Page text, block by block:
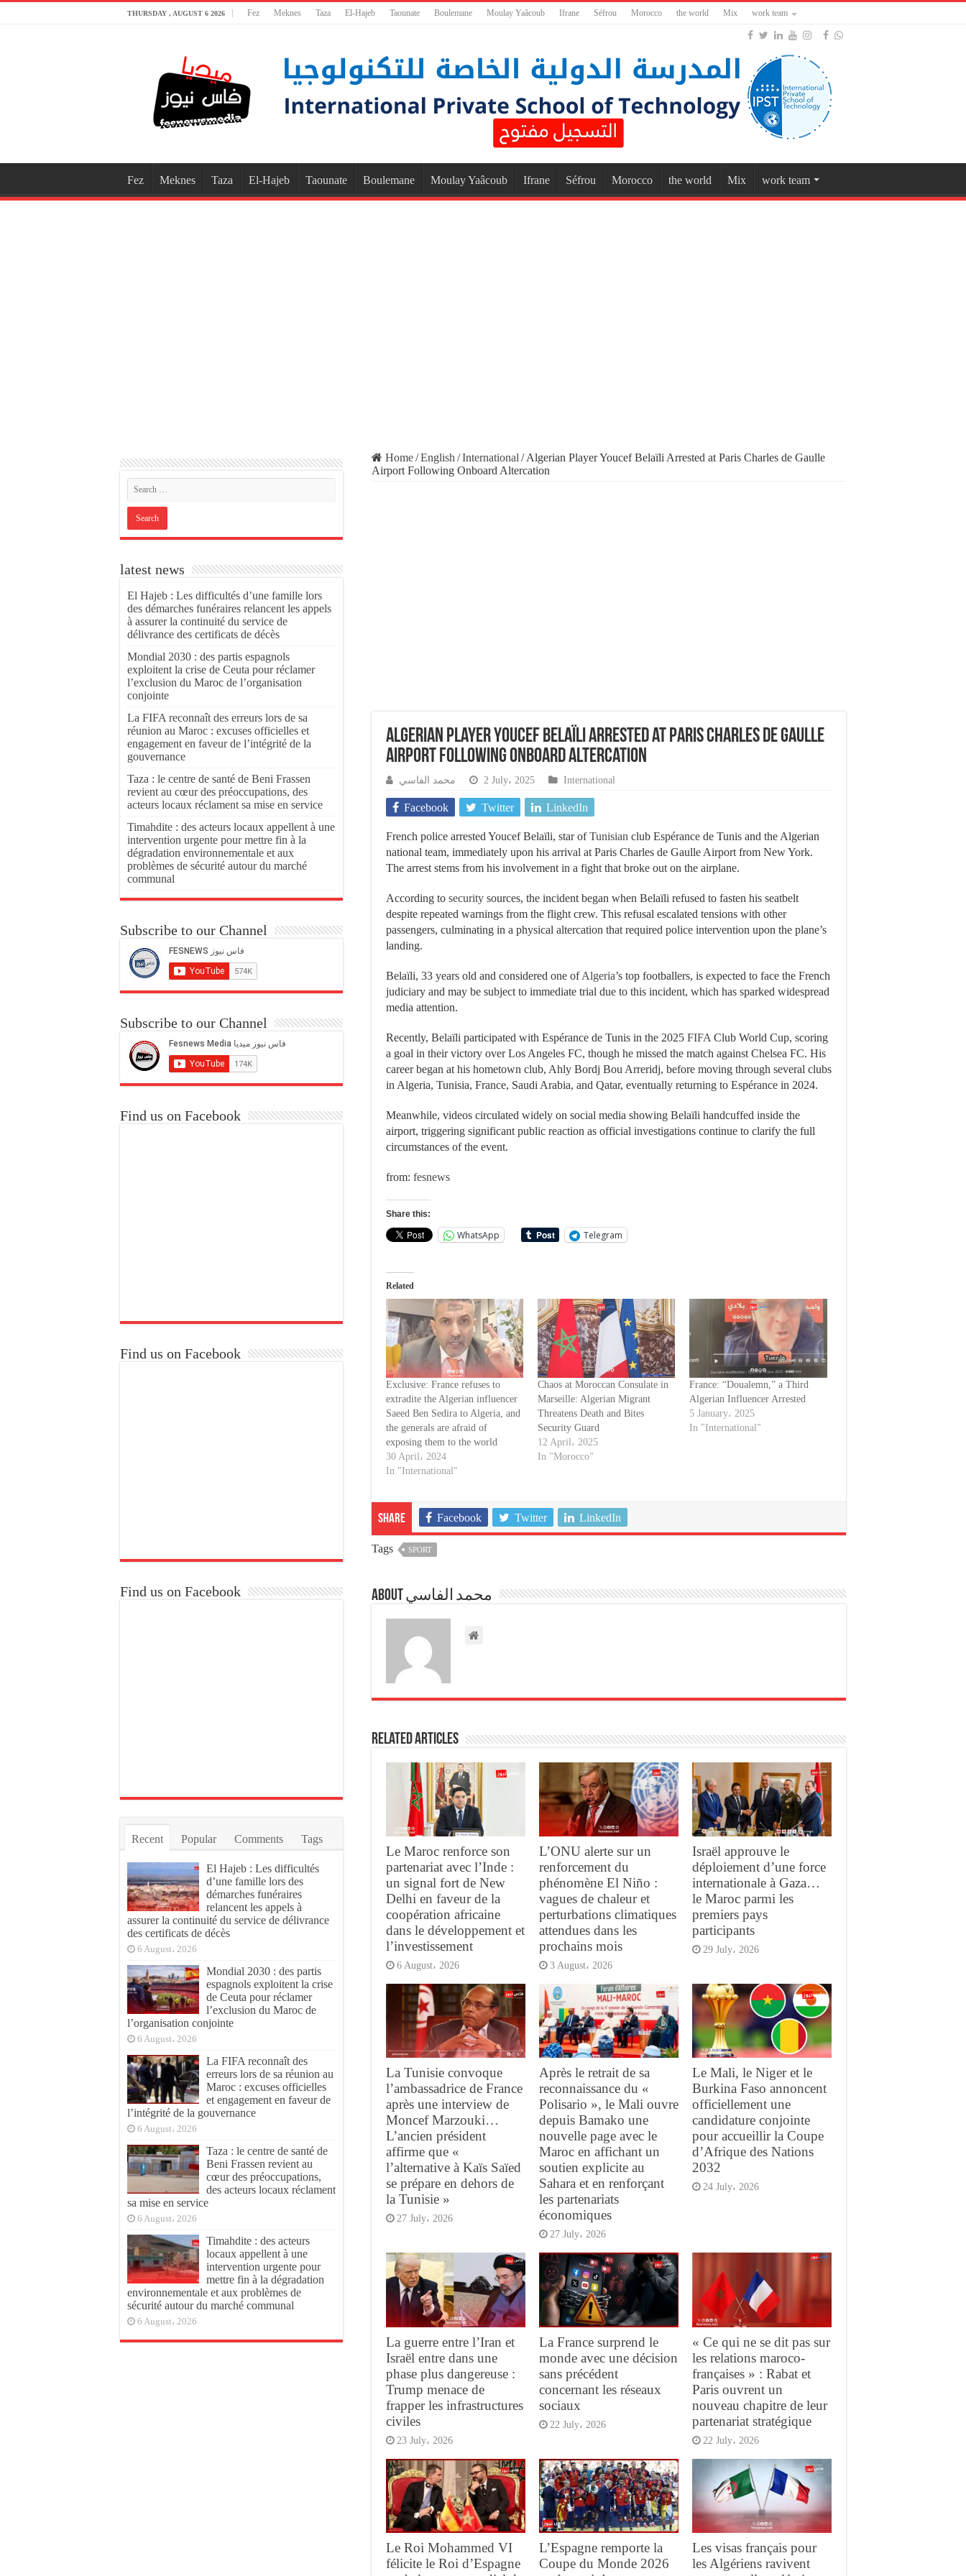
THURSDAY , AUGUST 6 2026 Fez Meknes Taza El-Hajeb Taounate Boulemane Moulay Yaâcoub Ifrane Séfrou Morocco the world Mix work team
Fez Meknes Taza El-Hajeb Taounate Boulemane Moulay Yaâcoub Ifrane Séfrou Morocco the world Mix work team
Home/English /International / Algerian Player Youcef Belaïli Arrested at Paris Charles de Gaulle
Airport Following Onboard Altercation
Algerian Player Youcef Belaïli Arrested at Paris Charles de Gaulle
Airport Following Onboard Altercation
محمد الفاسي 2 July، 2025 International
Facebook Twitter LinkedIn
French police arrested Youcef Belaïli, star ofTunisian club Espérance de Tunis and the Algerian
national team, immediately upon his arrival at Paris Charles de Gaulle Airport from New York.
The arrest stems from his involvement in a fight that broke out on the airplane.
According to security sources, the incident began when Belaïli refused to fasten his seatbelt
despite repeated warnings from the flight crew. This refusal escalated tensions with other
passengers, culminating in a physical altercation that required police intervention upon the plane’s
landing.
Belaïli, 33 years old and considered one ofAlgeria’s top footballers, is expected to face the French
judiciary and may be subject to immediate trial due to this incident, which has sparked widespread
media attention.
Recently, Belaïli participated with Espérance de Tunis in the 2025 FIFA Club World Cup, scoring
a goal in their victory over Los Angeles FC, though he missed the match against Chelsea FC. His
career began at his hometown club, Ahly Bordj Bou Arreridj, before moving through several clubs
in Algeria, Tunisia, France, Saudi Arabia, and Qatar, eventually returning to Espérance in 2024.
Meanwhile, videos circulated widely on social media showing Belaïli handcuffed inside the
airport, triggering significant public reaction as official investigations continue to clarify the full
circumstances of the event.
from: fesnews
Share this:
WhatsApp Telegram
Related
Exclusive: France refuses to
extradite the Algerian influencer
Saeed Ben Sedira to Algeria, and
the generals are afraid of
exposing them to the world
30 April، 2024
In "International"
Chaos at Moroccan Consulate in
Marseille: Algerian Migrant
Threatens Death and Bites
Security Guard
12 April، 2025
In "Morocco"
France: “Doualemn,” a Third
Algerian Influencer Arrested
5 January، 2025
In "International"
Share Facebook Twitter LinkedIn
Tags SPORT
About محمد الفاسي
Related Articles
Le Maroc renforce son
partenariat avec l’Inde :
un signal fort de New
Delhi en faveur de la
coopération africaine
dans le développement et
l’investissement
6 August، 2026
L’ONU alerte sur un
renforcement du
phénomène El Niño :
vagues de chaleur et
perturbations climatiques
attendues dans les
prochains mois
3 August، 2026
Israël approuve le
déploiement d’une force
internationale à Gaza…
le Maroc parmi les
premiers pays
participants
29 July، 2026
La Tunisie convoque
l’ambassadrice de France
après une interview de
Moncef Marzouki…
L’ancien président
affirme que «
l’alternative à Kaïs Saïed
se prépare en dehors de
la Tunisie »
27 July، 2026
Après le retrait de sa
reconnaissance du «
Polisario », le Mali ouvre
depuis Bamako une
nouvelle page avec le
Maroc en affichant un
soutien explicite au
Sahara et en renforçant
les partenariats
économiques
27 July، 2026
Le Mali, le Niger et le
Burkina Faso annoncent
officiellement une
candidature conjointe
pour accueillir la Coupe
d’Afrique des Nations
2032
24 July، 2026
La guerre entre l’Iran et
Israël entre dans une
phase plus dangereuse :
Trump menace de
frapper les infrastructures
civiles
23 July، 2026
La France surprend le
monde avec une décision
sans précédent
concernant les réseaux
sociaux
22 July، 2026
« Ce qui ne se dit pas sur
les relations maroco-
françaises » : Rabat et
Paris ouvrent un
nouveau chapitre de leur
partenariat stratégique
22 July، 2026
Le Roi Mohammed VI
félicite le Roi d’Espagne
L’Espagne remporte la
Coupe du Monde 2026
Les visas français pour
les Algériens ravivent
latest news
El Hajeb : Les difficultés d’une famille lors
des démarches funéraires relancent les appels
à assurer la continuité du service de
délivrance des certificats de décès
Mondial 2030 : des partis espagnols
exploitent la crise de Ceuta pour réclamer
l’exclusion du Maroc de l’organisation
conjointe
La FIFA reconnaît des erreurs lors de sa
réunion au Maroc : excuses officielles et
engagement en faveur de l’intégrité de la
gouvernance
Taza : le centre de santé de Beni Frassen
revient au cœur des préoccupations, des
acteurs locaux réclament sa mise en service
Timahdite : des acteurs locaux appellent à une
intervention urgente pour mettre fin à la
dégradation environnementale et aux
problèmes de sécurité autour du marché
communal
Subscribe to our Channel
Subscribe to our Channel
Find us on Facebook
Find us on Facebook
Find us on Facebook
Recent Popular Comments Tags
El Hajeb : Les difficultés
d’une famille lors des
démarches funéraires
relancent les appels à
assurer la continuité du service de délivrance
des certificats de décès
6 August، 2026
Mondial 2030 : des partis
espagnols exploitent la crise
de Ceuta pour réclamer
l’exclusion du Maroc de
l’organisation conjointe
6 August، 2026
La FIFA reconnaît des
erreurs lors de sa réunion au
Maroc : excuses officielles
et engagement en faveur de
l’intégrité de la gouvernance
6 August، 2026
Taza : le centre de santé de
Beni Frassen revient au
cœur des préoccupations,
des acteurs locaux réclament
sa mise en service
6 August، 2026
Timahdite : des acteurs
locaux appellent à une
intervention urgente pour
mettre fin à la dégradation
environnementale et aux problèmes de
sécurité autour du marché communal
6 August، 2026